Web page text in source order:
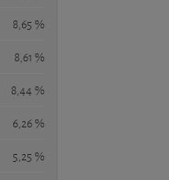
8,65 %
8,61 %
8,44 %
6,26 %
5,25 %